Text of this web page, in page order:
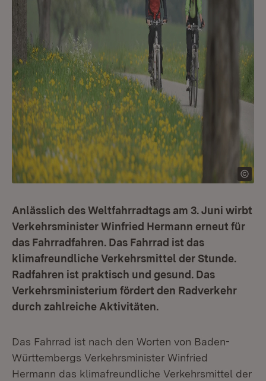
Anlässlich des Weltfahrradtags am 3. Juni wirbt
Verkehrsminister Winfried Hermann erneut für
das Fahrradfahren. Das Fahrrad ist das
klimafreundliche Verkehrsmittel der Stunde.
Radfahren ist praktisch und gesund. Das
Verkehrsministerium fördert den Radverkehr
durch zahlreiche Aktivitäten.
Das Fahrrad ist nach den Worten von Baden-
Württembergs Verkehrsminister Winfried
Hermann das klimafreundliche Verkehrsmittel der